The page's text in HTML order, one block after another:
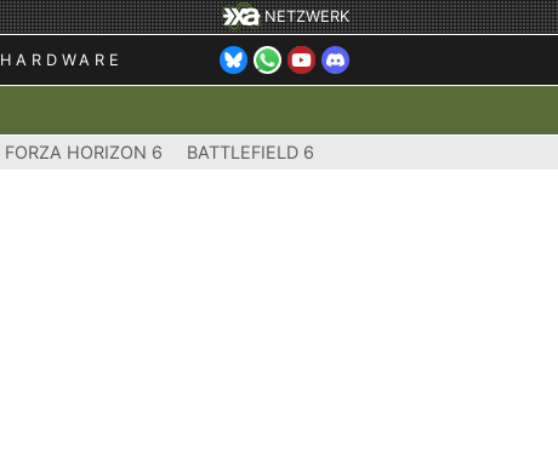
NETZWERK
HARDWARE
FORZA HORIZON 6 BATTLEFIELD 6